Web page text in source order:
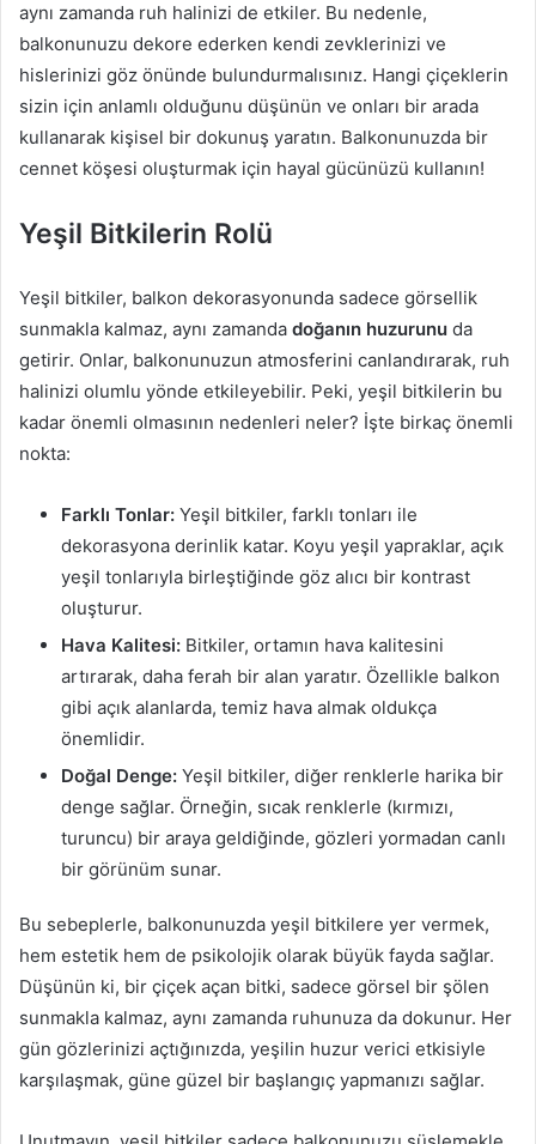
aynı zamanda ruh halinizi de etkiler. Bu nedenle,
balkonunuzu dekore ederken kendi zevklerinizi ve
hislerinizi göz önünde bulundurmalısınız. Hangi çiçeklerin
sizin için anlamlı olduğunu düşünün ve onları bir arada
kullanarak kişisel bir dokunuş yaratın. Balkonunuzda bir
cennet köşesi oluşturmak için hayal gücünüzü kullanın!
Yeşil Bitkilerin Rolü
Yeşil bitkiler, balkon dekorasyonunda sadece görsellik
sunmakla kalmaz, aynı zamanda doğanın huzurunu da
getirir. Onlar, balkonunuzun atmosferini canlandırarak, ruh
halinizi olumlu yönde etkileyebilir. Peki, yeşil bitkilerin bu
kadar önemli olmasının nedenleri neler? İşte birkaç önemli
nokta:
Farklı Tonlar: Yeşil bitkiler, farklı tonları ile
dekorasyona derinlik katar. Koyu yeşil yapraklar, açık
yeşil tonlarıyla birleştiğinde göz alıcı bir kontrast
oluşturur.
Hava Kalitesi: Bitkiler, ortamın hava kalitesini
artırarak, daha ferah bir alan yaratır. Özellikle balkon
gibi açık alanlarda, temiz hava almak oldukça
önemlidir.
Doğal Denge: Yeşil bitkiler, diğer renklerle harika bir
denge sağlar. Örneğin, sıcak renklerle (kırmızı,
turuncu) bir araya geldiğinde, gözleri yormadan canlı
bir görünüm sunar.
Bu sebeplerle, balkonunuzda yeşil bitkilere yer vermek,
hem estetik hem de psikolojik olarak büyük fayda sağlar.
Düşünün ki, bir çiçek açan bitki, sadece görsel bir şölen
sunmakla kalmaz, aynı zamanda ruhunuza da dokunur. Her
gün gözlerinizi açtığınızda, yeşilin huzur verici etkisiyle
karşılaşmak, güne güzel bir başlangıç yapmanızı sağlar.